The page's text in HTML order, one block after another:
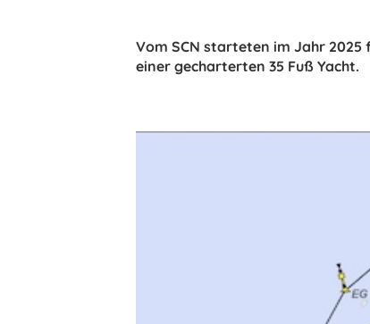
Vom SCN starteten im Jahr
einer gecharterten 35 Fuß Yacht.